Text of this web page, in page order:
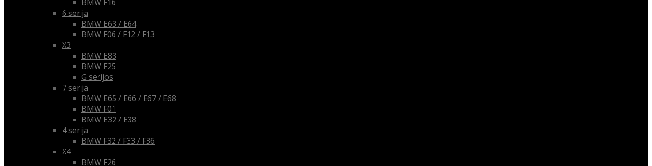
BMW F16
6 serija
BMW E63 / E64
BMW F06 / F12 / F13
X3
BMW E83
BMW F25
G serijos
7 serija
BMW E65 / E66 / E67 / E68
BMW F01
BMW E32 / E38
4 serija
BMW F32 / F33 / F36
X4
BMW F26